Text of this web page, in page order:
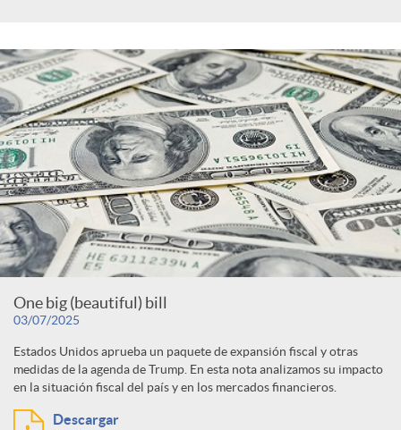
One big (beautiful) bill
03/07/2025
Estados Unidos aprueba un paquete de expansión fiscal y otras
medidas de la agenda de Trump. En esta nota analizamos su impacto
en la situación fiscal del país y en los mercados financieros.
Descargar